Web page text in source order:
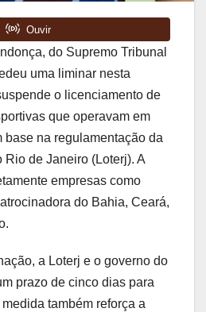
do Supremo Tribunal
uma liminar nesta
o licenciamento de
que operavam em
base na regulamentação da
Rio de Janeiro (Loterj). A
empresas como
do Bahia, Ceará,
a Loterj e o governo do
prazo de cinco dias para
também reforça a